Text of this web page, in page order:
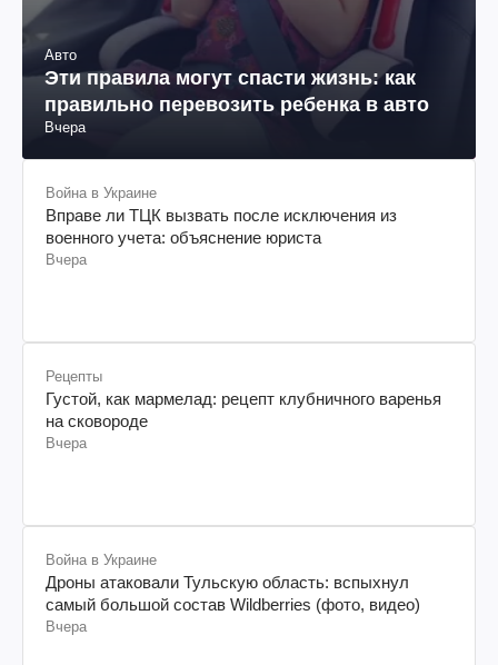
Авто
Эти правила могут спасти жизнь: как
правильно перевозить ребенка в авто
Вчера
Война в Украине
Вправе ли ТЦК вызвать после исключения из
военного учета: объяснение юриста
Вчера
Рецепты
Густой, как мармелад: рецепт клубничного варенья
на сковороде
Вчера
Война в Украине
Дроны атаковали Тульскую область: вспыхнул
самый большой состав Wildberries (фото, видео)
Вчера